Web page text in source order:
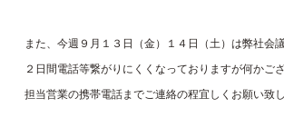
また、今週９月１３日（金）１４日（土）は弊社会議
２日間電話等繋がりにくくなっておりますが何かご
担当営業の携帯電話までご連絡の程宜しくお願い致